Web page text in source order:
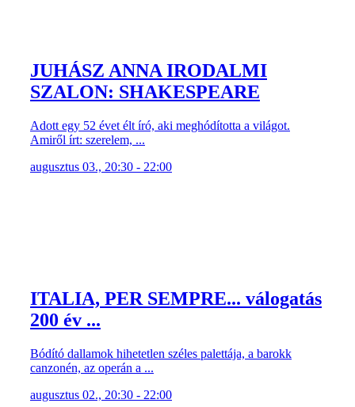
JUHÁSZ ANNA IRODALMI
SZALON: SHAKESPEARE
Adott egy 52 évet élt író, aki meghódította a világot.
Amiről írt: szerelem, ...
augusztus 03., 20:30 - 22:00
ITALIA, PER SEMPRE... válogatás
200 év ...
Bódító dallamok hihetetlen széles palettája, a barokk
canzonén, az operán a ...
augusztus 02., 20:30 - 22:00